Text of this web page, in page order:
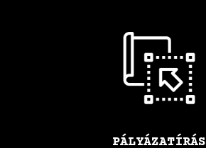
PÁLYÁZATÍRÁS